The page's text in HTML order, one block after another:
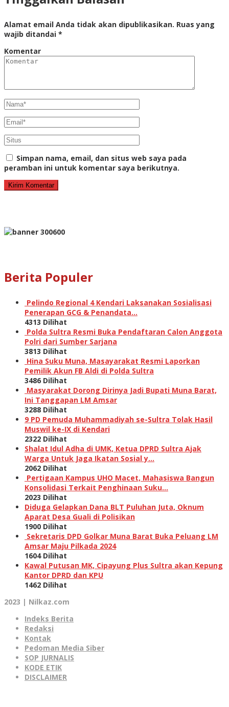
Alamat email Anda tidak akan dipublikasikan. Ruas yang
wajib ditandai *
Komentar
Simpan nama, email, dan situs web saya pada
peramban ini untuk komentar saya berikutnya.
Berita Populer
Pelindo Regional 4 Kendari Laksanakan Sosialisasi
Penerapan GCG & Penandata…
4313 Dilihat
Polda Sultra Resmi Buka Pendaftaran Calon Anggota
Polri dari Sumber Sarjana
3813 Dilihat
Hina Suku Muna, Masayarakat Resmi Laporkan
Pemilik Akun FB Aldi di Polda Sultra
3486 Dilihat
Masyarakat Dorong Dirinya Jadi Bupati Muna Barat,
Ini Tanggapan LM Amsar
3288 Dilihat
9 PD Pemuda Muhammadiyah se-Sultra Tolak Hasil
Muswil ke-IX di Kendari
2322 Dilihat
Shalat Idul Adha di UMK, Ketua DPRD Sultra Ajak
Warga Untuk Jaga Ikatan Sosial y…
2062 Dilihat
Pertigaan Kampus UHO Macet, Mahasiswa Bangun
Konsolidasi Terkait Penghinaan Suku…
2023 Dilihat
Diduga Gelapkan Dana BLT Puluhan Juta, Oknum
Aparat Desa Guali di Polisikan
1900 Dilihat
Sekretaris DPD Golkar Muna Barat Buka Peluang LM
Amsar Maju Pilkada 2024
1604 Dilihat
Kawal Putusan MK, Cipayung Plus Sultra akan Kepung
Kantor DPRD dan KPU
1462 Dilihat
2023 | Nilkaz.com
Indeks Berita
Redaksi
Kontak
Pedoman Media Siber
SOP JURNALIS
KODE ETIK
DISCLAIMER